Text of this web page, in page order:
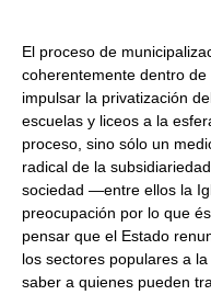
El proceso de
coherentemente dentro
impulsar la privatización
escuelas y liceos a la
proceso, sino sólo un
radical de la
sociedad —entre ellos la
preocupación por lo que
pensar que el Estado
los sectores populares a
saber a quienes pueden